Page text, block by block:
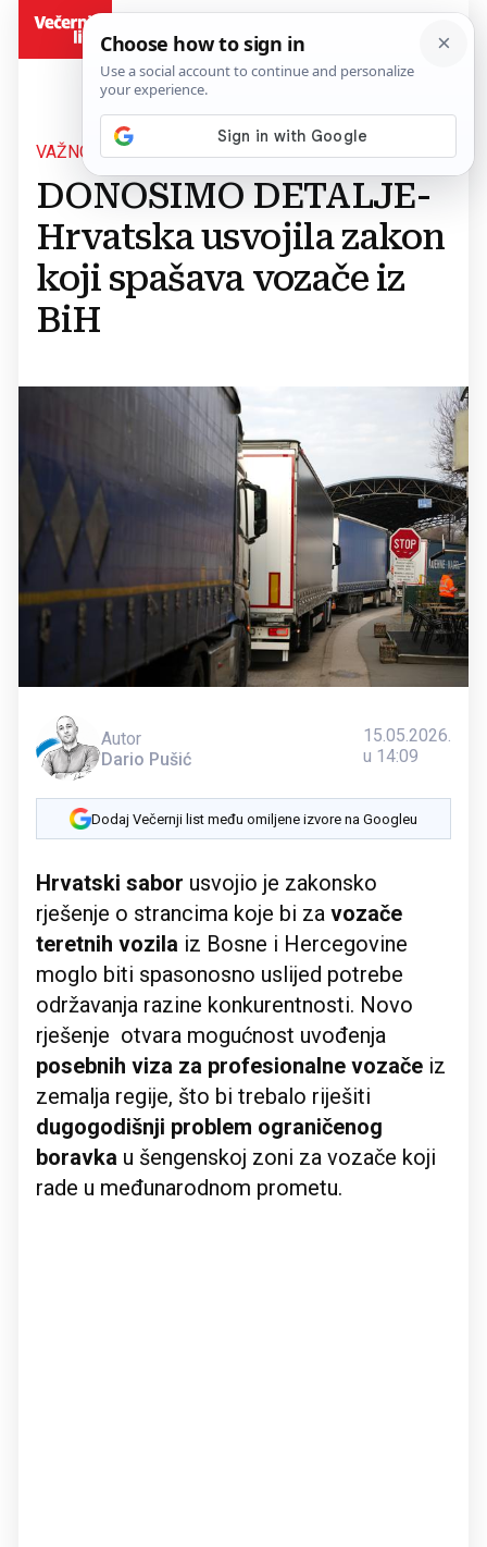
VAŽNO RJEŠENJE
DONOSIMO DETALJE-
Hrvatska usvojila zakon
koji spašava vozače iz
BiH
Autor
Dario Pušić
15.05.2026.
u 14:09
Dodaj Večernji list među omiljene izvore na Googleu
Hrvatski sabor usvojio je zakonsko
rješenje o strancima koje bi za vozače
teretnih vozila iz Bosne i Hercegovine
moglo biti spasonosno uslijed potrebe
održavanja razine konkurentnosti. Novo
rješenje otvara mogućnost uvođenja
posebnih viza za profesionalne vozače iz
zemalja regije, što bi trebalo riješiti
dugogodišnji problem ograničenog
boravka u šengenskoj zoni za vozače koji
rade u međunarodnom prometu.